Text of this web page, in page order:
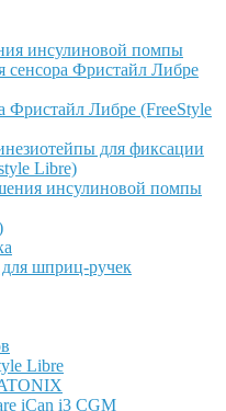
инсулиновой помпы
сенсора Фристайл Либре
Фристайл Либре (FreeStyle
для фиксации
Libre)
инсулиновой помпы
шприц-ручек
Libre
iCan i3 CGM